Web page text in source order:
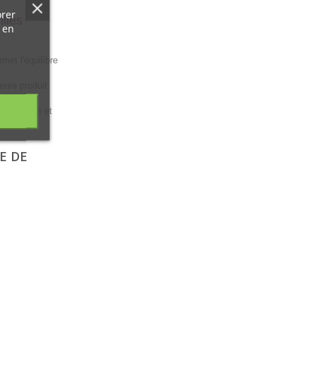
l'équilibre
produit
du cycle et
DE